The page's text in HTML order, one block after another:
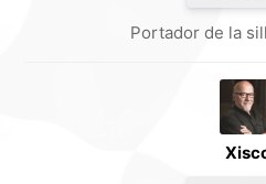
Portador de la